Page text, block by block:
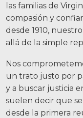
las familias de
compasión y
desde 1910,
allá de la simple
Nos
un trato justo por
y a buscar justicia
suelen decir que
desde la primera